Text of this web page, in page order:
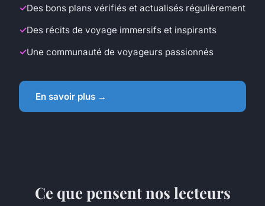
Des bons plans vérifiés et actualisés régulièrement
Des récits de voyage immersifs et inspirants
Une communauté de voyageurs passionnés
En savoir plus →
Ce que pensent nos lecteurs